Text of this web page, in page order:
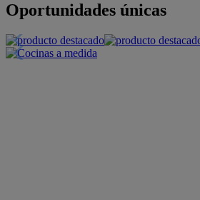
Oportunidades únicas